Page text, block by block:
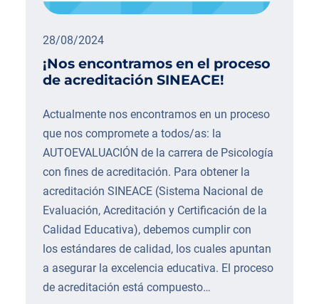
28/08/2024
¡Nos encontramos en el proceso
de acreditación SINEACE!
Actualmente nos encontramos en un proceso
que nos compromete a todos/as: la
AUTOEVALUACIÓN de la carrera de Psicología
con fines de acreditación. Para obtener la
acreditación SINEACE (Sistema Nacional de
Evaluación, Acreditación y Certificación de la
Calidad Educativa), debemos cumplir con
los estándares de calidad, los cuales apuntan
a asegurar la excelencia educativa. El proceso
de acreditación está compuesto…